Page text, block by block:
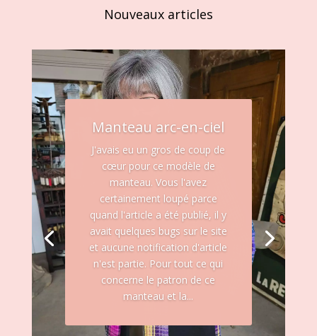
Nouveaux articles
Manteau arc-en-ciel
J'avais eu un gros de coup de
cœur pour ce modèle de
manteau. Vous l'avez
certainement loupé parce
quand l'article a été publié, il y
avait quelques bugs sur le site
et aucune notification d'article
n'est partie. Pour tout ce qui
concerne le patron de ce
manteau et la...